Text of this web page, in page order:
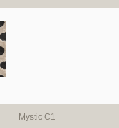
Mystic C1